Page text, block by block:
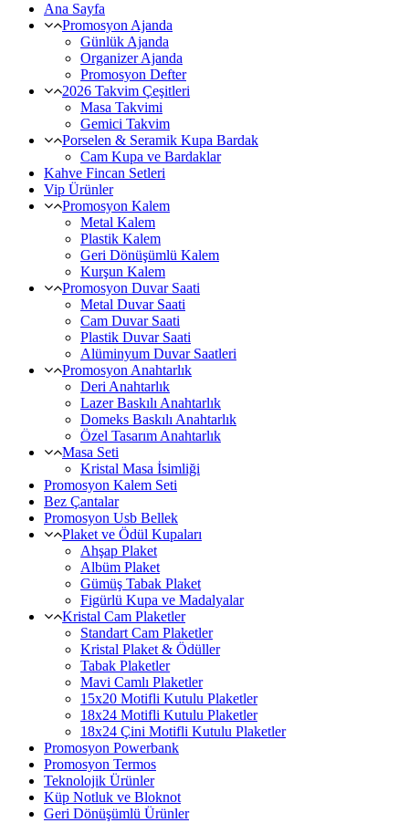
Ana Sayfa
Promosyon Ajanda
Günlük Ajanda
Organizer Ajanda
Promosyon Defter
2026 Takvim Çeşitleri
Masa Takvimi
Gemici Takvim
Porselen & Seramik Kupa Bardak
Cam Kupa ve Bardaklar
Kahve Fincan Setleri
Vip Ürünler
Promosyon Kalem
Metal Kalem
Plastik Kalem
Geri Dönüşümlü Kalem
Kurşun Kalem
Promosyon Duvar Saati
Metal Duvar Saati
Cam Duvar Saati
Plastik Duvar Saati
Alüminyum Duvar Saatleri
Promosyon Anahtarlık
Deri Anahtarlık
Lazer Baskılı Anahtarlık
Domeks Baskılı Anahtarlık
Özel Tasarım Anahtarlık
Masa Seti
Kristal Masa İsimliği
Promosyon Kalem Seti
Bez Çantalar
Promosyon Usb Bellek
Plaket ve Ödül Kupaları
Ahşap Plaket
Albüm Plaket
Gümüş Tabak Plaket
Figürlü Kupa ve Madalyalar
Kristal Cam Plaketler
Standart Cam Plaketler
Kristal Plaket & Ödüller
Tabak Plaketler
Mavi Camlı Plaketler
15x20 Motifli Kutulu Plaketler
18x24 Motifli Kutulu Plaketler
18x24 Çini Motifli Kutulu Plaketler
Promosyon Powerbank
Promosyon Termos
Teknolojik Ürünler
Küp Notluk ve Bloknot
Geri Dönüşümlü Ürünler